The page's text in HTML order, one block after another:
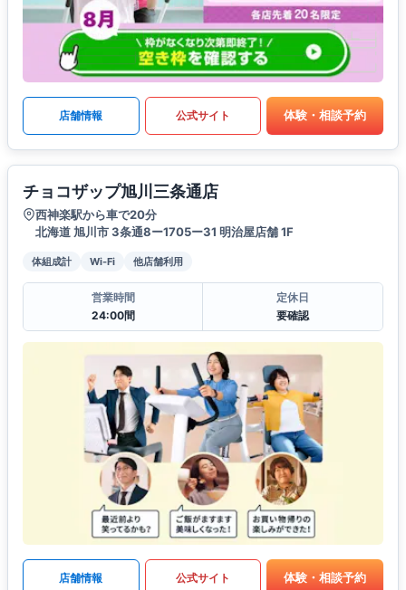
店舗情報 公式サイト 体験・相談予約
チョコザップ旭川三条通店
西神楽駅から車で20分
北海道 旭川市 3条通8ー1705ー31 明治屋店舗 1F
体組成計 Wi-Fi 他店舗利用
営業時間
24:00間
定休日
要確認
店舗情報 公式サイト 体験・相談予約